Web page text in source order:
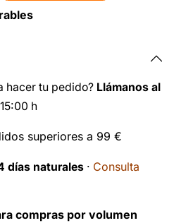
hacer tu pedido? Llámanos al
h
superiores a 99 €
días naturales · Consulta
compras por volumen